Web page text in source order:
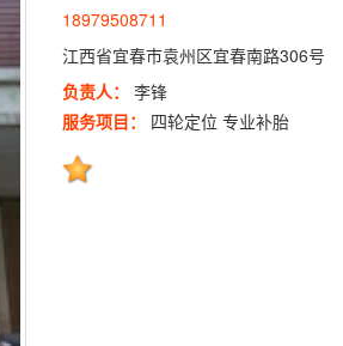
18979508711
江西省宜春市袁州区宜春南路306号
负责人：
李锋
服务项目：
四轮定位 专业补胎